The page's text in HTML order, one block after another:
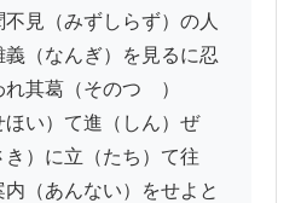
見（みずしらず）の人
義（なんぎ）を見るに忍
其葛（そのつゞ）
い）て進（しん）ぜ
）に立（たち）て往
内（あんない）をせよと